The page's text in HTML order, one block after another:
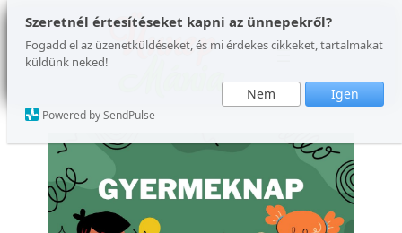
Szeretnél értesítéseket kapni az ünnepekről?
Fogadd el az üzenetküldéseket, és mi érdekes cikkeket, tartalmakat
küldünk neked!
Nem Igen
Powered by SendPulse
Ugrás
tartalomhoz